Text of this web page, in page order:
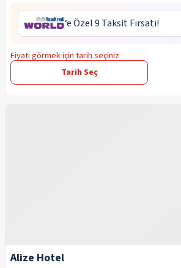
‘e Özel 9 Taksit Fırsatı!
Fiyatı görmek için tarih seçiniz
Tarih Seç
Alize Hotel